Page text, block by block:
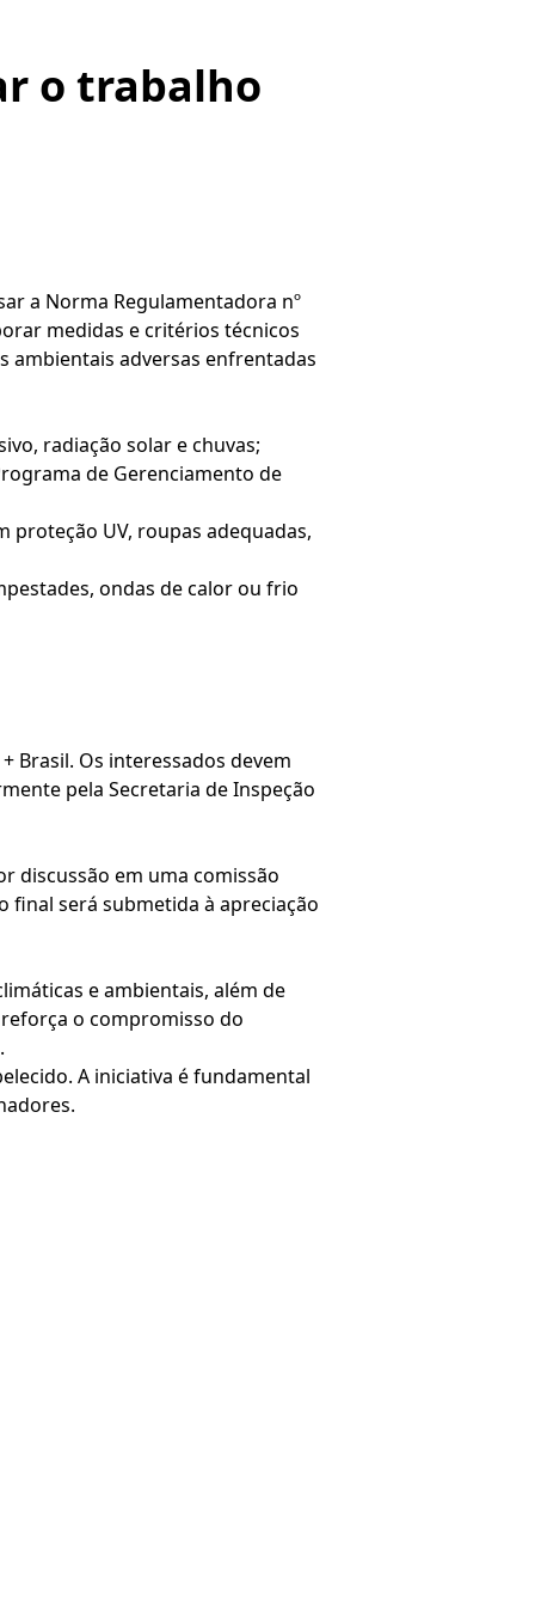
o trabalho
a Norma Regulamentadora nº
medidas e critérios técnicos
ambientais adversas enfrentadas
radiação solar e chuvas;
de Gerenciamento de
proteção UV, roupas adequadas,
ondas de calor ou frio
Brasil. Os interessados devem
pela Secretaria de Inspeção
discussão em uma comissão
será submetida à apreciação
e ambientais, além de
o compromisso do
A iniciativa é fundamental